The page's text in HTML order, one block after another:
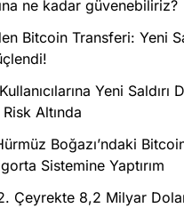
ne kadar güvenebiliriz?
Bitcoin Transferi: Yeni
Yeni Saldırı
Altında
Boğazı’ndaki
Sistemine Yaptırım
Çeyrekte 8,2 Milyar